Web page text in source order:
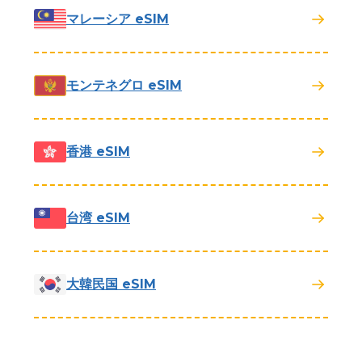
マレーシア eSIM
モンテネグロ eSIM
香港 eSIM
台湾 eSIM
大韓民国 eSIM